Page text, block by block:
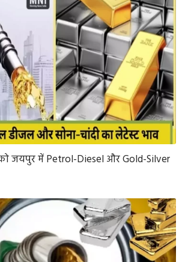
जयपुर में Petrol-Diesel और Gold-Silver